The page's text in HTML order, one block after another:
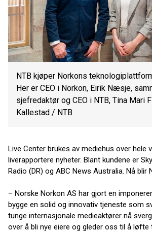
NTB kjøper Norkons
Her er CEO i Norkon, Eirik Næsje,
sjefredaktør og CEO i NTB, Tina Mari
Kallestad / NTB
Live Center brukes av mediehus over hele
liverapportere nyheter. Blant kundene er
Radio (DR) og ABC News Australia. Nå blir
– Norske Norkon AS har gjort en
bygge en solid og innovativ tjeneste som
tunge internasjonale medieaktører nå
over å bli nye eiere og gleder oss til å løfte